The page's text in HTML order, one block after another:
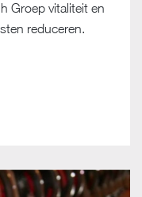
Groep vitaliteit en
reduceren.